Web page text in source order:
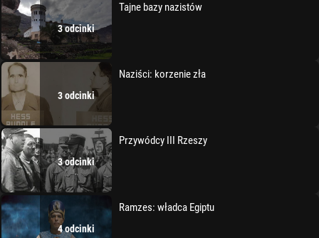
3 odcinki
Tajne bazy nazistów
3 odcinki
Naziści: korzenie zła
3 odcinki
Przywódcy III Rzeszy
4 odcinki
Ramzes: władca Egiptu